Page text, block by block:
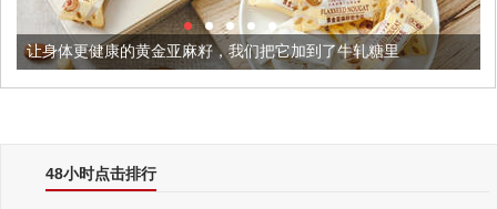
康的黄金亚麻籽，我们把它加到了牛轧糖里 被列入佛家七
48小时点击排行